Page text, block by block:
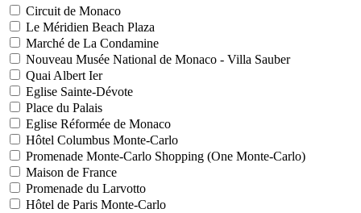
Circuit de Monaco
Le Méridien Beach Plaza
Marché de La Condamine
Nouveau Musée National de Monaco - Villa Sauber
Quai Albert Ier
Eglise Sainte-Dévote
Place du Palais
Eglise Réformée de Monaco
Hôtel Columbus Monte-Carlo
Promenade Monte-Carlo Shopping (One Monte-Carlo)
Maison de France
Promenade du Larvotto
Hôtel de Paris Monte-Carlo